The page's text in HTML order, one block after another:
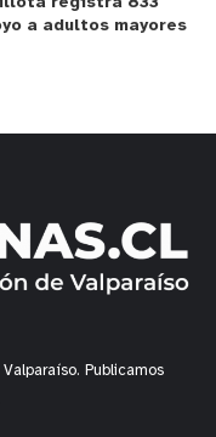
a adultos mayores
Publicamos